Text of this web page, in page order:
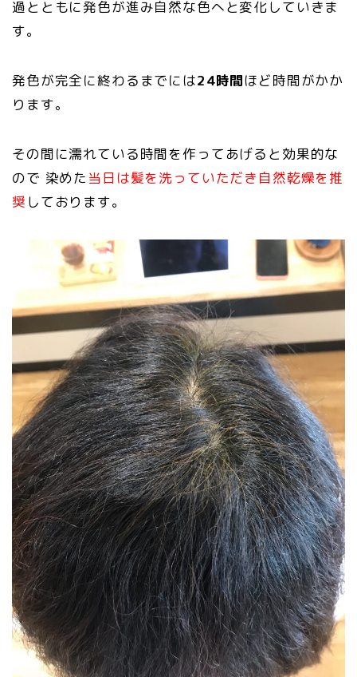
過とともに発色が進み自然な色へと変化していきま
す。
発色が完全に終わるまでには24時間ほど時間がかか
ります。
その間に濡れている時間を作ってあげると効果的な
ので 染めた 当日は髪を洗っていただき自然乾燥を推
奨 しております。